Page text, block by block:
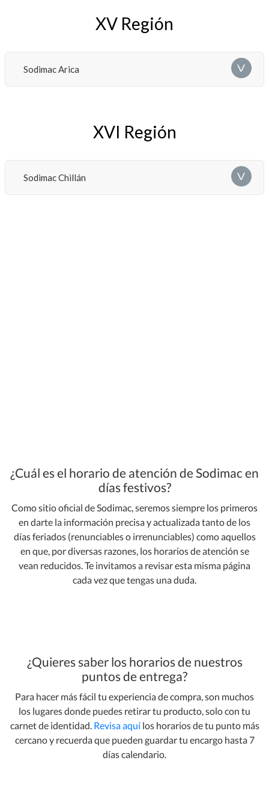
¿Cuál es el horario de atención de Sodimac en
días festivos?
Como sitio oficial de Sodimac, seremos siempre los primeros
en darte la información precisa y actualizada tanto de los
días feriados (renunciables o irrenunciables) como aquellos
en que, por diversas razones, los horarios de atención se
vean reducidos. Te invitamos a revisar esta misma página
cada vez que tengas una duda.
¿Quieres saber los horarios de nuestros
puntos de entrega?
Para hacer más fácil tu experiencia de compra, son muchos
los lugares donde puedes retirar tu producto, solo con tu
carnet de identidad. Revisa aquílos horarios de tu punto más
cercano y recuerda que pueden guardar tu encargo hasta 7
días calendario.